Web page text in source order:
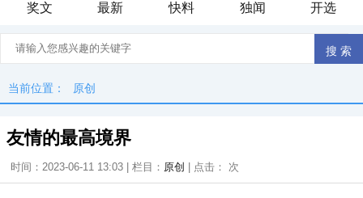
奖文
最新 快料 独闻 开选
当前位置： 原创
友情的最高境界
时间：2023-06-11 13:03 | 栏目： 原创 | 点击： 次